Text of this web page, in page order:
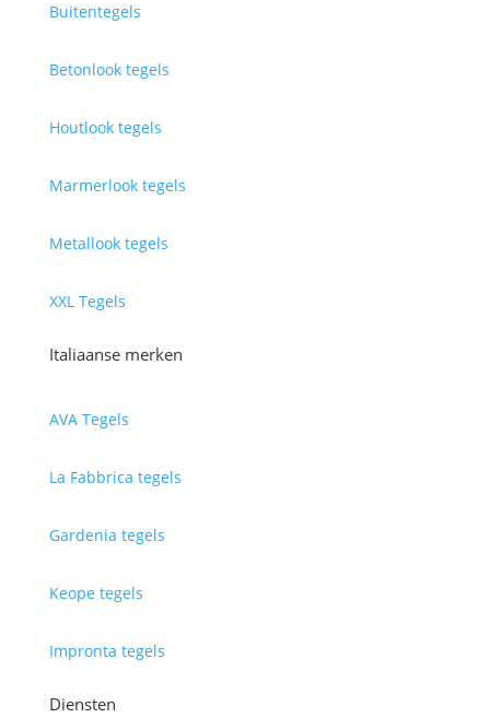
Buitentegels
Betonlook tegels
Houtlook tegels
Marmerlook tegels
Metallook tegels
XXL Tegels
Italiaanse merken
AVA Tegels
La Fabbrica tegels
Gardenia tegels
Keope tegels
Impronta tegels
Diensten